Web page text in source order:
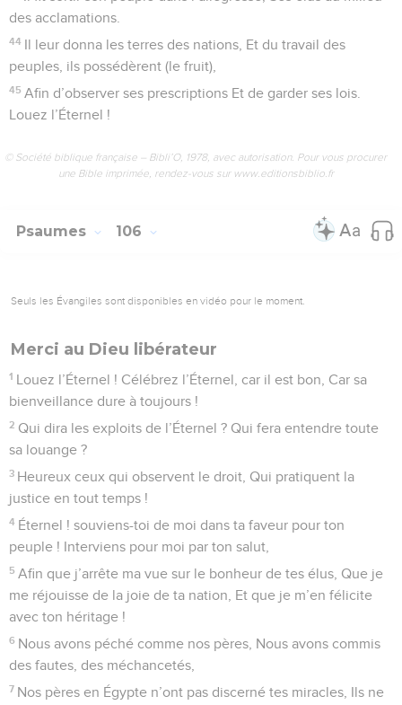
des acclamations.
44 Il leur donna les terres des nations, Et du travail des
peuples, ils possédèrent (le fruit),
45 Afin d’observer ses prescriptions Et de garder ses lois.
Louez l’Éternel !
© Société biblique française – Bibli’O, 1978, avec autorisation. Pour vous procurer
une Bible imprimée, rendez-vous sur www.editionsbiblio.fr
Psaumes 106
Seuls les Évangiles sont disponibles en vidéo pour le moment.
Merci au Dieu libérateur
1 Louez l’Éternel ! Célébrez l’Éternel, car il est bon, Car sa
bienveillance dure à toujours !
2 Qui dira les exploits de l’Éternel ? Qui fera entendre toute
sa louange ?
3 Heureux ceux qui observent le droit, Qui pratiquent la
justice en tout temps !
4 Éternel ! souviens-toi de moi dans ta faveur pour ton
peuple ! Interviens pour moi par ton salut,
5 Afin que j’arrête ma vue sur le bonheur de tes élus, Que je
me réjouisse de la joie de ta nation, Et que je m’en félicite
avec ton héritage !
6 Nous avons péché comme nos pères, Nous avons commis
des fautes, des méchancetés,
7 Nos pères en Égypte n’ont pas discerné tes miracles, Ils ne